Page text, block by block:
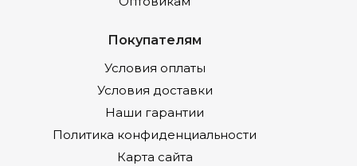
Покупателям
Условия оплаты
Условия доставки
Наши гарантии
Политика конфиденциальности
Карта сайта